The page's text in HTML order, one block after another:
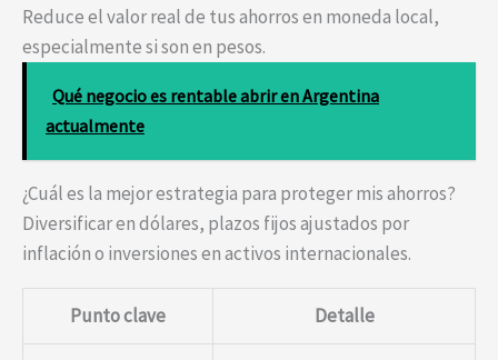
Reduce el valor real de tus ahorros en moneda local,
especialmente si son en pesos.
Qué negocio es rentable abrir en Argentina
actualmente
¿Cuál es la mejor estrategia para proteger mis ahorros?
Diversificar en dólares, plazos fijos ajustados por
inflación o inversiones en activos internacionales.
Punto clave Detalle